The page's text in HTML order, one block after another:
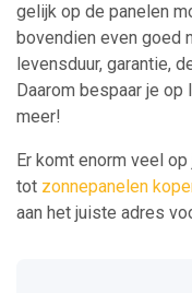
gelijk op de panelen
bovendien even goed
levensduur, garantie,
Daarom bespaar je op
meer!
Er komt enorm veel
tot zonnepanelen
aan het juiste adres